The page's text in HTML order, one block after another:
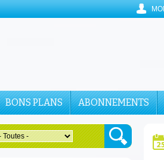
BONS PLANS ABONNEMENTS